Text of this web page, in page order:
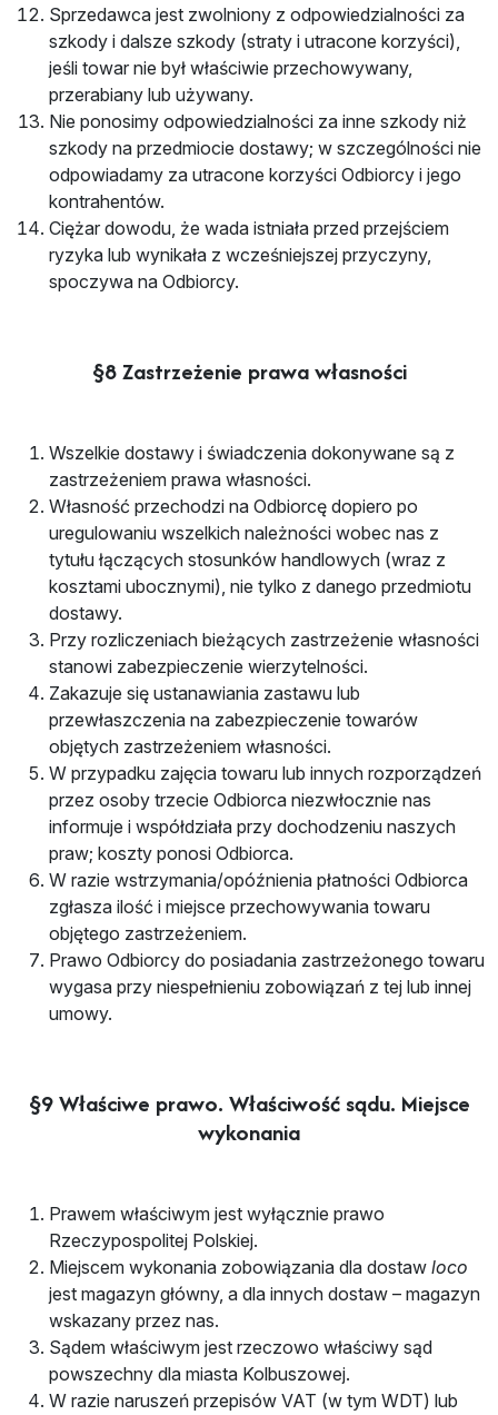
Sprzedawca jest zwolniony z odpowiedzialności za
szkody i dalsze szkody (straty i utracone korzyści),
jeśli towar nie był właściwie przechowywany,
przerabiany lub używany.
Nie ponosimy odpowiedzialności za inne szkody niż
szkody na przedmiocie dostawy; w szczególności nie
odpowiadamy za utracone korzyści Odbiorcy i jego
kontrahentów.
Ciężar dowodu, że wada istniała przed przejściem
ryzyka lub wynikała z wcześniejszej przyczyny,
spoczywa na Odbiorcy.
§8 Zastrzeżenie prawa własności
Wszelkie dostawy i świadczenia dokonywane są z
zastrzeżeniem prawa własności.
Własność przechodzi na Odbiorcę dopiero po
uregulowaniu wszelkich należności wobec nas z
tytułu łączących stosunków handlowych (wraz z
kosztami ubocznymi), nie tylko z danego przedmiotu
dostawy.
Przy rozliczeniach bieżących zastrzeżenie własności
stanowi zabezpieczenie wierzytelności.
Zakazuje się ustanawiania zastawu lub
przewłaszczenia na zabezpieczenie towarów
objętych zastrzeżeniem własności.
W przypadku zajęcia towaru lub innych rozporządzeń
przez osoby trzecie Odbiorca niezwłocznie nas
informuje i współdziała przy dochodzeniu naszych
praw; koszty ponosi Odbiorca.
W razie wstrzymania/opóźnienia płatności Odbiorca
zgłasza ilość i miejsce przechowywania towaru
objętego zastrzeżeniem.
Prawo Odbiorcy do posiadania zastrzeżonego towaru
wygasa przy niespełnieniu zobowiązań z tej lub innej
umowy.
§9 Właściwe prawo. Właściwość sądu. Miejsce
wykonania
Prawem właściwym jest wyłącznie prawo
Rzeczypospolitej Polskiej.
Miejscem wykonania zobowiązania dla dostaw loco
jest magazyn główny, a dla innych dostaw – magazyn
wskazany przez nas.
Sądem właściwym jest rzeczowo właściwy sąd
powszechny dla miasta Kolbuszowej.
W razie naruszeń przepisów VAT (w tym WDT) lub